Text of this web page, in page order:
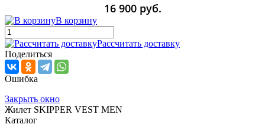
16 900 руб.
В корзину
Рассчитать доставку
Поделиться
Ошибка
Закрыть окно
Жилет SKIPPER VEST MEN
Каталог